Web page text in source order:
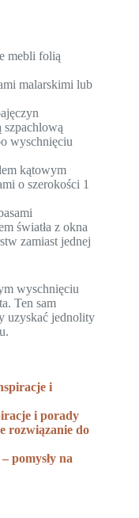
mebli folią
malarskimi lub
szpachlową
wyschnięciu
kątowym
o szerokości 1
światła z okna
zamiast jednej
wyschnięciu
Ten sam
uzyskać jednolity
i
i porady
rozwiązanie do
pomysły na